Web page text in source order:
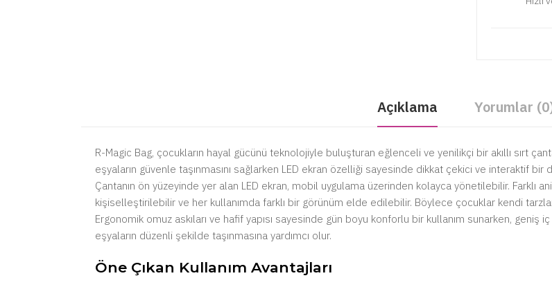
Açıklama Yorumlar
R-Magic Bag, çocukların hayal gücünü teknolojiyle buluşturan eğlenceli ve yenilikçi bir akıllı sırt
eşyaların güvenle taşınmasını sağlarken LED ekran özelliği sayesinde dikkat çekici ve interaktif bir
Çantanın ön yüzeyinde yer alan LED ekran, mobil uygulama üzerinden kolayca yönetilebilir.
kişiselleştirilebilir ve her kullanımda farklı bir görünüm elde edilebilir. Böylece çocuklar kendi
Ergonomik omuz askıları ve hafif yapısı sayesinde gün boyu konforlu bir kullanım sunarken,
eşyaların düzenli şekilde taşınmasına yardımcı olur.
Öne Çıkan Kullanım Avantajları